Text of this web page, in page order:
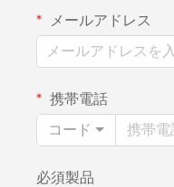
メールアドレス
携帯電話
コード
必須製品